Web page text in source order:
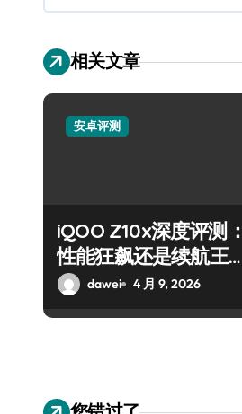
相关文章
安卓评测
iQOO Z10x深度评测：
性能狂飙还是续航王
者？dawei 4 月 9, 2026